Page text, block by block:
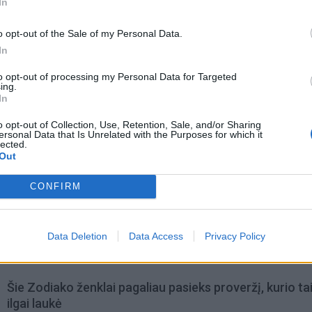
opt-out of the Sale of my Personal Data.
opt-out of processing my Personal Data for Targeted
opt-out of Collection, Use, Retention, Sale, and/or Sharing
Data that Is Unrelated with the Purposes for which it
CONFIRM
Data Deletion Data Access Privacy Policy
grįžusi Karina
didžiausią savo
Anatolijus Klemencovas: gal jau
užtenka
Trijų Zodiako ženklų jau artimiausiomis dienomis
triumfas visuose reikaluose
Šie Zodiako ženklai pagaliau pasieks proveržį, kurio
ilgai laukė